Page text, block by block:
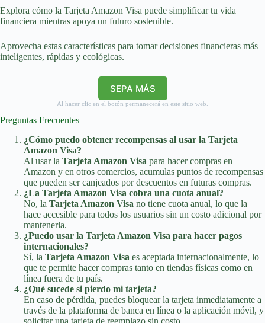
Explora cómo la Tarjeta Amazon Visa puede simplificar tu vida
financiera mientras apoya un futuro sostenible.
Aprovecha estas características para tomar decisiones financieras más
inteligentes, rápidas y ecológicas.
SEPA MÁS
Al hacer clic en el botón permanecerá en este sitio web.
Preguntas Frecuentes
¿Cómo puedo obtener recompensas al usar la Tarjeta
Amazon Visa?
Al usar la Tarjeta Amazon Visa para hacer compras en
Amazon y en otros comercios, acumulas puntos de recompensas
que pueden ser canjeados por descuentos en futuras compras.
¿La Tarjeta Amazon Visa cobra una cuota anual?
No, la Tarjeta Amazon Visa no tiene cuota anual, lo que la
hace accesible para todos los usuarios sin un costo adicional por
mantenerla.
¿Puedo usar la Tarjeta Amazon Visa para hacer pagos
internacionales?
Sí, la Tarjeta Amazon Visa es aceptada internacionalmente, lo
que te permite hacer compras tanto en tiendas físicas como en
línea fuera de tu país.
¿Qué sucede si pierdo mi tarjeta?
En caso de pérdida, puedes bloquear la tarjeta inmediatamente a
través de la plataforma de banca en línea o la aplicación móvil, y